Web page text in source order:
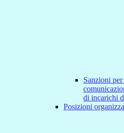
Sanzioni
di incarichi
Posizioni